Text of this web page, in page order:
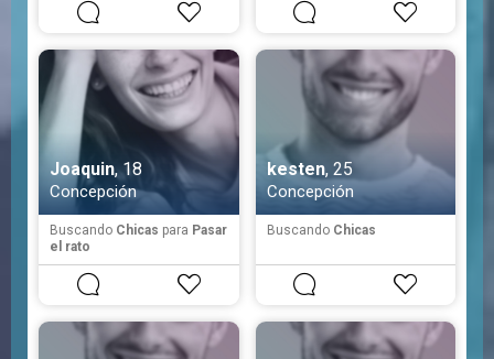
Joaquin, 18
Concepción
Buscando Chicas para Pasar
el rato
kesten, 25
Concepción
Buscando Chicas